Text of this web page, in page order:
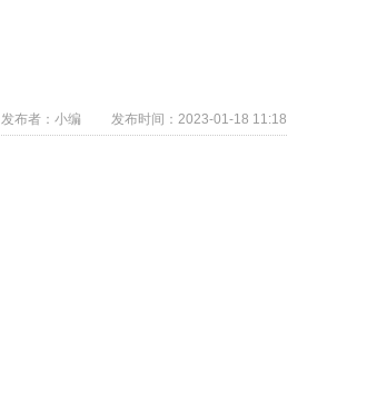
发布者：小编 发布时间：2023-01-18 11:18